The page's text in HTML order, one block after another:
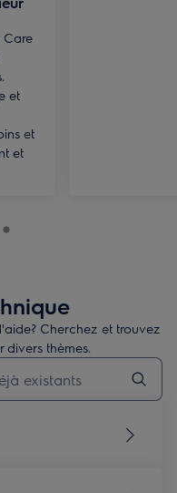
Care
et
et
et
Cherchez et trouvez
divers thèmes.